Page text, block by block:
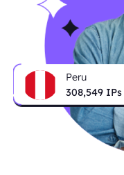
Peru
308,549 IPs